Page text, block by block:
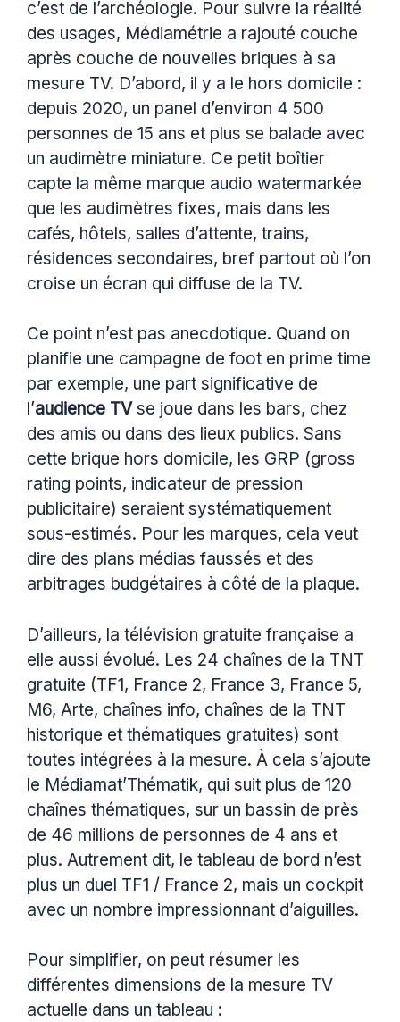
c’est de l’archéologie. Pour suivre la réalité
des usages, Médiamétrie a rajouté couche
après couche de nouvelles briques à sa
mesure TV. D’abord, il y a le hors domicile :
depuis 2020, un panel d’environ 4 500
personnes de 15 ans et plus se balade avec
un audimètre miniature. Ce petit boîtier
capte la même marque audio watermarkée
que les audimètres fixes, mais dans les
cafés, hôtels, salles d’attente, trains,
résidences secondaires, bref partout où l’on
croise un écran qui diffuse de la TV.
Ce point n’est pas anecdotique. Quand on
planifie une campagne de foot en prime time
par exemple, une part significative de
l’audience TVse joue dans les bars, chez
des amis ou dans des lieux publics. Sans
cette brique hors domicile, les GRP (gross
rating points, indicateur de pression
publicitaire) seraient systématiquement
sous-estimés. Pour les marques, cela veut
dire des plans médias faussés et des
arbitrages budgétaires à côté de la plaque.
D’ailleurs, la télévision gratuite française a
elle aussi évolué. Les 24 chaînes de la TNT
gratuite (TF1, France 2, France 3, France 5,
M6, Arte, chaînes info, chaînes de la TNT
historique et thématiques gratuites) sont
toutes intégrées à la mesure. À cela s’ajoute
le Médiamat’Thématik, qui suit plus de 120
chaînes thématiques, sur un bassin de près
de 46 millions de personnes de 4 ans et
plus. Autrement dit, le tableau de bord n’est
plus un duel TF1 / France 2, mais un cockpit
avec un nombre impressionnant d’aiguilles.
Pour simplifier, on peut résumer les
différentes dimensions de la mesure TV
actuelle dans un tableau :